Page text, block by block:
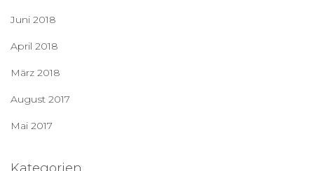
Juni 2018
April 2018
März 2018
August 2017
Mai 2017